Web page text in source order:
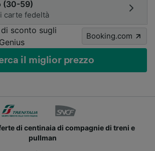
(30-59)
carte fedeltà
sconto sugli
Booking.com
il miglior prezzo
di centinaia di compagnie di treni e
pullman